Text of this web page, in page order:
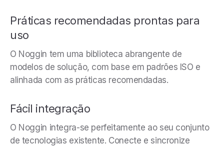
Práticas recomendadas prontas para
uso
O Noggin tem uma biblioteca abrangente de
modelos de solução, com base em padrões ISO e
alinhada com as práticas recomendadas.
Fácil integração
O Noggin integra-se perfeitamente ao seu conjunto
de tecnologias existente. Conecte e sincronize